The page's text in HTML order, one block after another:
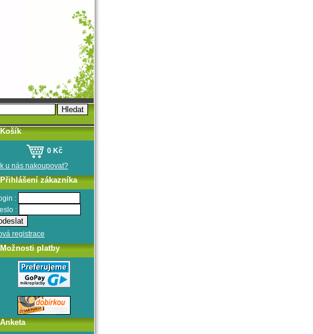
Košík
0 Kč
u nás nakoupovat?
Přihlášení zákazníka
:
:
registrace
Možnosti platby
Anketa